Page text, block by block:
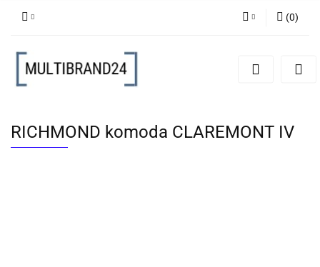
Zarejestruj się
(0)
RICHMOND komoda CLAREMONT IV